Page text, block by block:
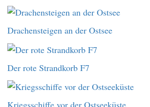
Drachensteigen an der Ostsee
Der rote Strandkorb F7